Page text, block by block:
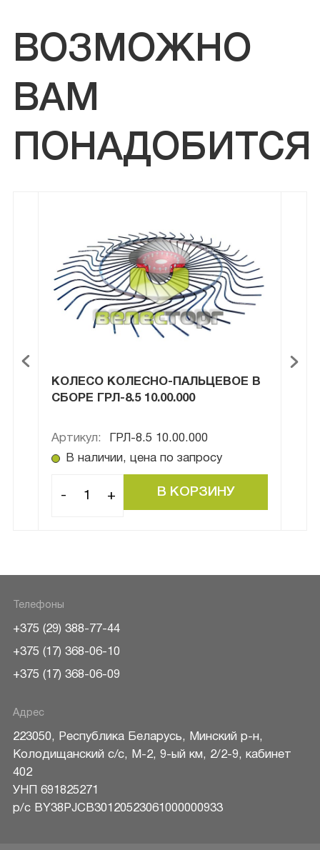
ВОЗМОЖНО
ВАМ
ПОНАДОБИТСЯ
КОЛЕСО КОЛЕСНО-ПАЛЬЦЕВОЕ В
СБОРЕ ГРЛ-8.5 10.00.000
Артикул:
ГРЛ-8.5 10.00.000
В наличии, цена по запросу
- +
Телефоны
+375 (29) 388-77-44
+375 (17) 368-06-10
+375 (17) 368-06-09
Адрес
223050, Республика Беларусь, Минский р-н,
Колодищанский с/с, М-2, 9-ый км, 2/2-9, кабинет
402
УНП 691825271
р/c BY38PJCB30120523061000000933